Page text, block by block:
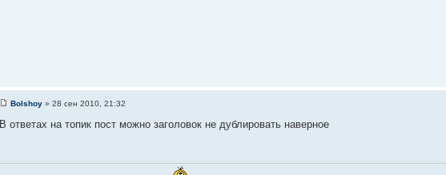
Bolshoy » 28 сен 2010, 21:32
В ответах на топик пост можно заголовок не дублировать наверное